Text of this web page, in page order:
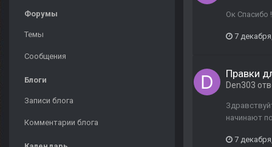
Форумы
Темы
Сообщения
Блоги
Записи блога
Комментарии блога
Ок Спасибо !
7
Правки
Den303
начинают
7